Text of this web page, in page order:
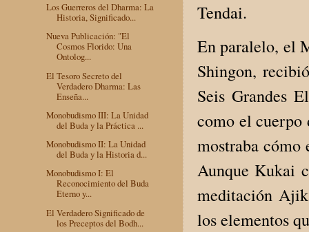
Tendai.
En paralelo, el
Shingon,
Seis Grandes
como el
mostraba cómo
Aunque Kukai
meditación
los elementos
Los Guerreros del Dharma: La
Historia, Significado...
Nueva Publicación: "El
Cosmos Florido: Una
Ontolog...
El Tesoro Secreto del
Verdadero Dharma: Las
Enseña...
Monobudismo III: La Unidad
del Buda y la Práctica ...
Monobudismo II: La Unidad
del Buda y la Historia d...
Monobudismo I: El
Reconocimiento del Buda
Eterno y...
El Verdadero Significado de
los Preceptos del Bodh...